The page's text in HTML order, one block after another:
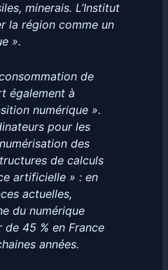
minerais. L’Institut
la région comme un
».
de
également à
numérique ».
pour les
des
de calculs
artificielle » : en
actuelles,
du numérique
45 % en France
années.